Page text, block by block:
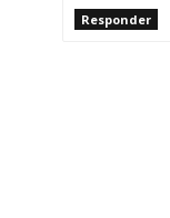
Responder